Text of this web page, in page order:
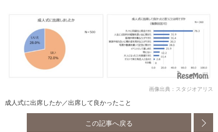
画像出典：スタジオアリス
成人式に出席したか／出席して良かったこと
この記事へ戻る